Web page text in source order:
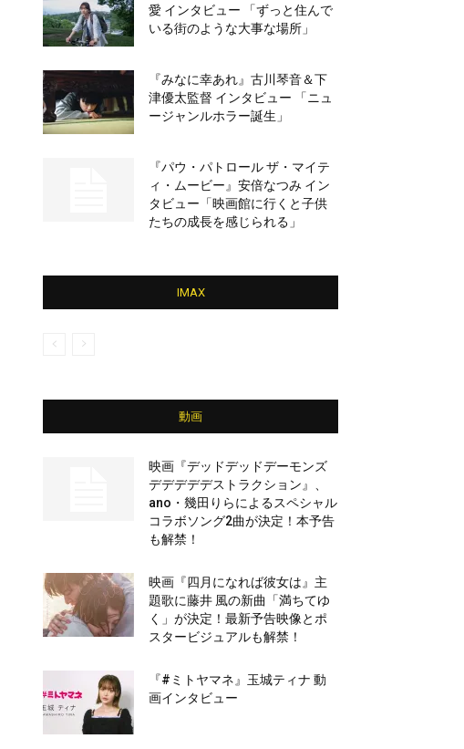
愛 インタビュー 「ずっと住んで
いる街のような大事な場所」
『みなに幸あれ』古川琴音＆下
津優太監督 インタビュー 「ニュ
ージャンルホラー誕生」
『パウ・パトロール ザ・マイテ
ィ・ムービー』安倍なつみ イン
タビュー「映画館に行くと子供
たちの成長を感じられる」
IMAX
動画
映画『デッドデッドデーモンズ
デデデデデストラクション』、
ano・幾田りらによるスペシャル
コラボソング2曲が決定！本予告
も解禁！
映画『四月になれば彼女は』主
題歌に藤井 風の新曲「満ちてゆ
く」が決定！最新予告映像とポ
スタービジュアルも解禁！
『#ミトヤマネ』玉城ティナ 動
画インタビュー